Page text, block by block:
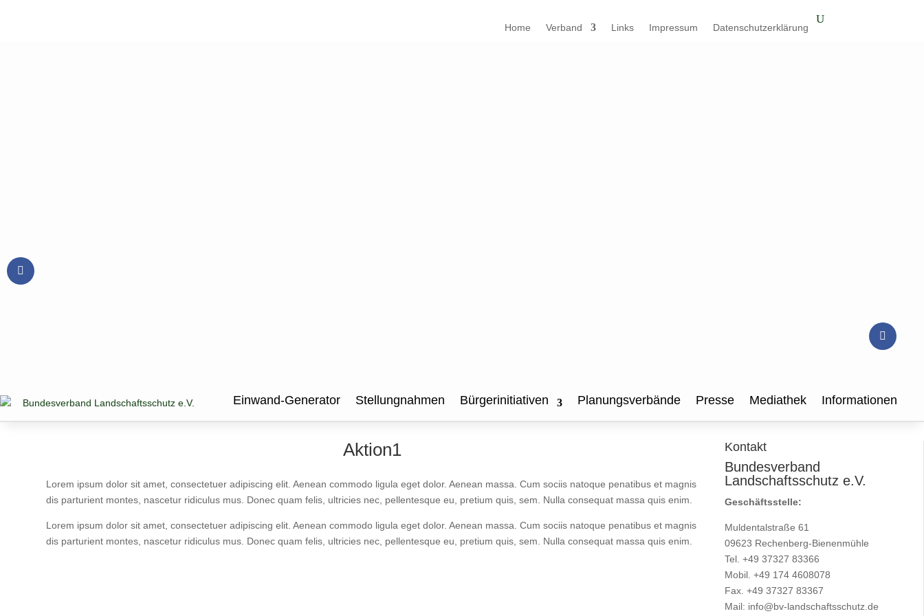
Home Verband Links Impressum Datenschutzerklärung
Einwand-Generator Stellungnahmen Bürgerinitiativen Planungsverbände Presse Mediathek Informationen
Aktion1
Lorem ipsum dolor sit amet, consectetuer adipiscing elit. Aenean commodo ligula eget dolor. Aenean massa. Cum sociis natoque penatibus et magnis
dis parturient montes, nascetur ridiculus mus. Donec quam felis, ultricies nec, pellentesque eu, pretium quis, sem. Nulla consequat massa quis enim.
Lorem ipsum dolor sit amet, consectetuer adipiscing elit. Aenean commodo ligula eget dolor. Aenean massa. Cum sociis natoque penatibus et magnis
dis parturient montes, nascetur ridiculus mus. Donec quam felis, ultricies nec, pellentesque eu, pretium quis, sem. Nulla consequat massa quis enim.
Kontakt
Bundesverband
Landschaftsschutz e.V.
Geschäftsstelle:
Muldentalstraße 61
09623 Rechenberg-Bienenmühle
Tel. +49 37327 83366
Mobil. +49 174 4608078
Fax. +49 37327 83367
Mail: info@bv-landschaftsschutz.de